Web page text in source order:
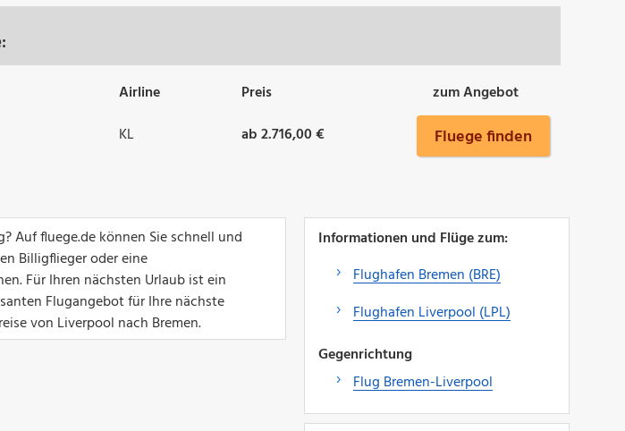
Airline Preis
zum Angebot
KL ab 2.716,00 € Fluege finden
Auf fluege.de können Sie schnell und
Billigflieger oder eine
Für Ihren nächsten Urlaub ist ein
Flugangebot für Ihre nächste
von Liverpool nach Bremen.
Informationen und Flüge zum:
Flughafen Bremen (BRE)
Flughafen Liverpool (LPL)
Gegenrichtung
Flug Bremen-Liverpool